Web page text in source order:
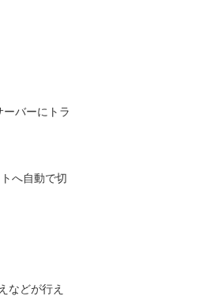
バーにトラ
へ自動で切
などが行え